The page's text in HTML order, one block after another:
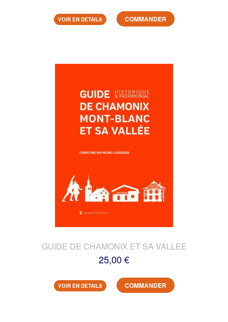
VOIR EN DETAILS COMMANDER
GUIDE DE CHAMONIX ET SA VALLEE
25,00 €
VOIR EN DETAILS COMMANDER